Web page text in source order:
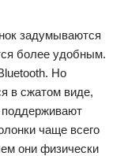
задумываются
более удобным.
Но
в сжатом виде,
чаще всего
они физически